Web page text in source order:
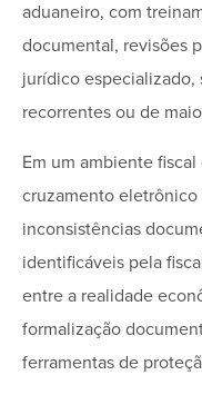
aduaneiro, com
documental, revisões
jurídico
recorrentes ou de
Em um ambiente
cruzamento eletrônico
inconsistências
identificáveis pela
entre a realidade
formalização
ferramentas de